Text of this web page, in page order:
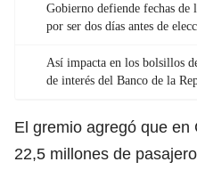
Gobierno defiende fechas
por ser dos días antes de
Así impacta en los bolsillos
de interés del Banco de la
El gremio agregó que en
22,5 millones de